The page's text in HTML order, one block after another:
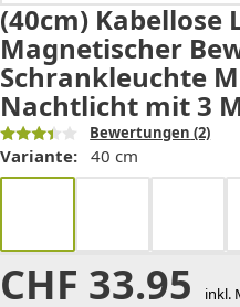
(40cm) Kabellose
Magnetischer
Schrankleuchte
Nachtlicht mit 3
Bewertungen (2)
Variante: 40 cm
CHF 33.95 inkl.